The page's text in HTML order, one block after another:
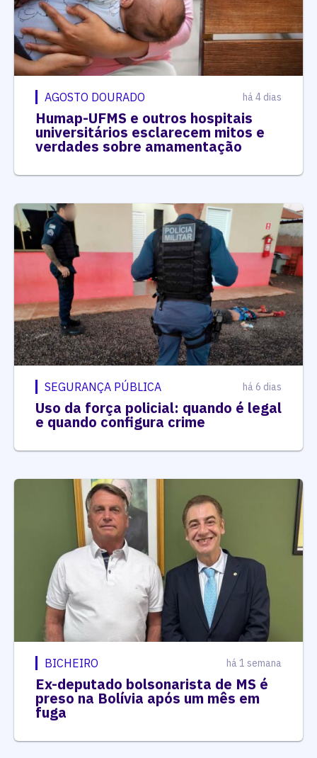
AGOSTO DOURADO há 4 dias
Humap-UFMS e outros hospitais
universitários esclarecem mitos e
verdades sobre amamentação
SEGURANÇA PÚBLICA há 6 dias
Uso da força policial: quando é legal
e quando configura crime
BICHEIRO há 1 semana
Ex-deputado bolsonarista de MS é
preso na Bolívia após um mês em
fuga